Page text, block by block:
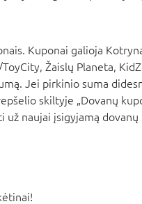
Kuponai galioja
Žaislų Planeta,
Jei pirkinio suma
skiltyje „Dovanų
naujai įsigyjamą dovanų